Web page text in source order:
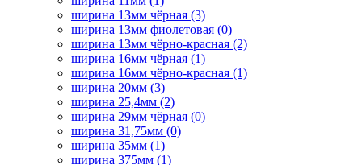
ширина 13мм чёрная (3)
ширина 13мм фиолетовая (0)
ширина 13мм чёрно-красная (2)
ширина 16мм чёрная (1)
ширина 16мм чёрно-красная (1)
ширина 20мм (3)
ширина 25,4мм (2)
ширина 29мм чёрная (0)
ширина 31,75мм (0)
ширина 35мм (1)
ширина 375мм (1)